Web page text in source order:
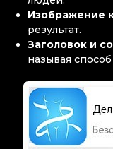
Изображение
результат.
Заголовок и
называя